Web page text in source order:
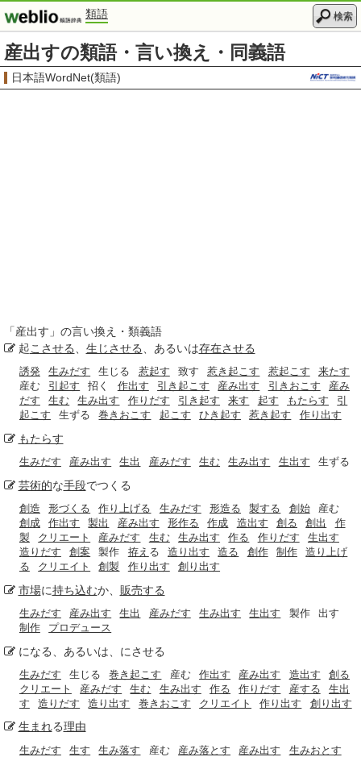
類語 検索
産出すの類語・言い換え・同義語
日本語WordNet(類語)
「産出す 」の言い換え・類義語
起こさせる 生じさせる 、あるいは存在させる
誘発 生みだす 生じる 惹起す 致す 惹き起こす 惹起こす
来たす
産む
引起す 招く 作出す 引き起こす 産み出す 引きおこす
産み
だす
生む 生み出す 作りだす 引き起す 来す 起す もたらす
引
起こす
生ずる 巻きおこす 起こす ひき起す 惹き起す 作り出す
もたらす
生みだす 産み出す 生出 産みだす 生む 生み出す 生出す 生ずる
芸術的な手段でつくる
創造 形づくる 作り上げる 生みだす 形造る 製する 創始
産む
創成
作出す 製出 産み出す 形作る 作成 造出す 創る 創出
作
製
クリエート 産みだす 生む 生み出す 作る 作りだす
生出す
造りだす
創案 製作 拵え る 造り出す 造る 創作 制作
造り上げ
る
クリエイト 創製 作り出す 創り出す
市場に持ち込むか、 販売する
生みだす 産み出す 生出 産みだす 生み出す 生出す 製作
出す
制作
プロデュース
になる、あるいは、にさせる
生みだす 生じる 巻き起こす 産む 作出す 産み出す 造出す
創る
クリエート
産みだす 生む 生み出す 作る 作りだす 産する
生出
す
造りだす 造り出す 巻きおこす クリエイト 作り出す 創り出す
生まれる理由
生みだす 生す 生み落す 産む 産み落とす 産み出す
生みおとす